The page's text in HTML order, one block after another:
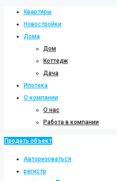
Квартиры
Новостройки
Дома
Дом
Коттедж
Дача
Ипотека
О компании
О нас
Работа в компании
Продать объект
Авторизоваться
регистр